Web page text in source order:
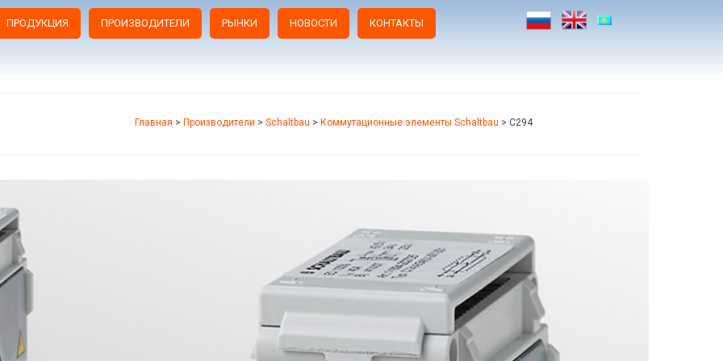
ПРОДУКЦИЯ ПРОИЗВОДИТЕЛИ РЫНКИ НОВОСТИ КОНТАКТЫ
Главная > Производители > Schaltbau > Коммутационные элементы Schaltbau > C294